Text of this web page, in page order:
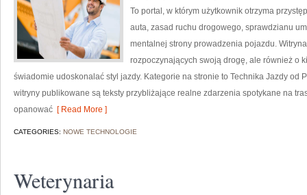
To portal, w którym użytkownik otrzyma
auta, zasad ruchu drogowego, sprawdzianu
mentalnej strony prowadzenia pojazdu.
rozpoczynających swoją drogę, ale również o
świadomie udoskonalać styl jazdy. Kategorie na stronie to Technika Jazdy od
witryny publikowane są teksty przybliżające realne zdarzenia spotykane na
opanować [ Read More ]
CATEGORIES: NOWE TECHNOLOGIE
Weterynaria